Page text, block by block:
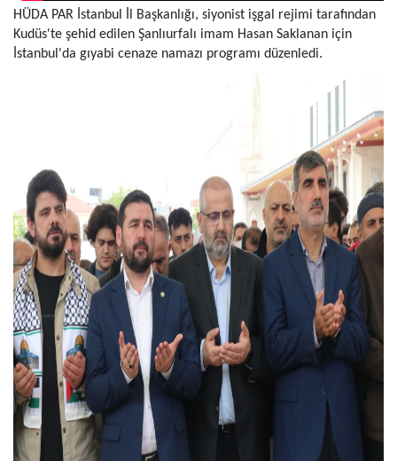
HÜDA PAR İstanbul İl Başkanlığı, siyonist işgal rejimi tarafından
Kudüs'te şehid edilen Şanlıurfalı imam Hasan Saklanan için
İstanbul'da gıyabi cenaze namazı programı düzenledi.